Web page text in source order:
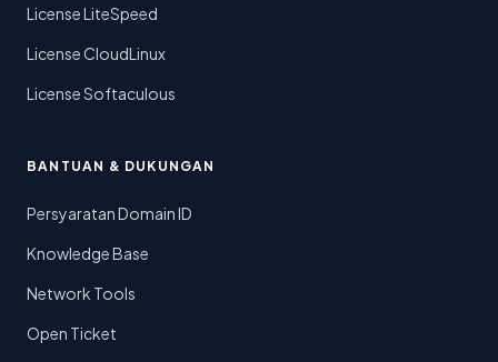
License LiteSpeed
License CloudLinux
License Softaculous
BANTUAN & DUKUNGAN
Persyaratan Domain ID
Knowledge Base
Network Tools
Open Ticket